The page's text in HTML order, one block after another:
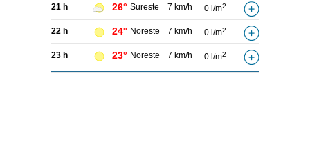
21 h 26° Sureste 7 km/h 0 l/m2
22 h 24° Noreste 7 km/h 0 l/m2
23 h 23° Noreste 7 km/h 0 l/m2